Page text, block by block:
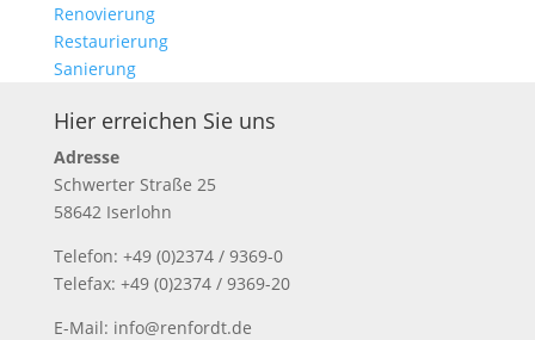
Renovierung
Restaurierung
Sanierung
Hier erreichen Sie uns
Adresse
Schwerter Straße 25
58642 Iserlohn
Telefon: +49 (0)2374 / 9369-0
Telefax: +49 (0)2374 / 9369-20
E-Mail: info@renfordt.de